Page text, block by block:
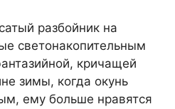
разбойник на
светонакопительным
кричащей
зимы, когда окунь
ему больше нравятся